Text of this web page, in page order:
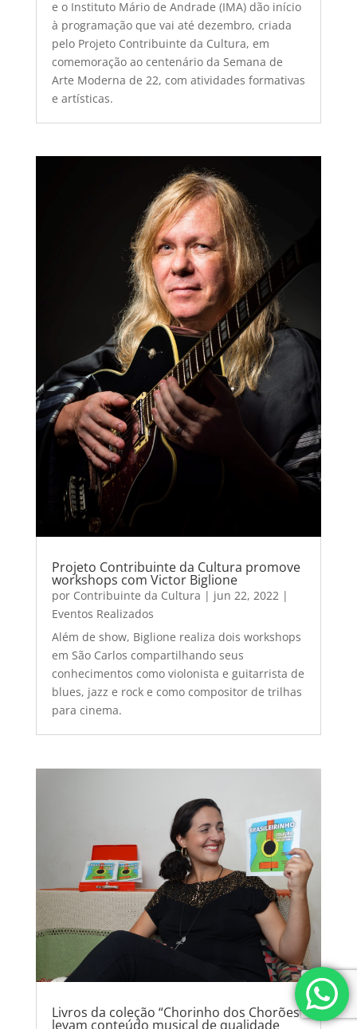
e o Instituto Mário de Andrade (IMA) dão início
à programação que vai até dezembro, criada
pelo Projeto Contribuinte da Cultura, em
comemoração ao centenário da Semana de
Arte Moderna de 22, com atividades formativas
e artísticas.
Projeto Contribuinte da Cultura promove
workshops com Victor Biglione
por Contribuinte da Cultura | jun 22, 2022|
Eventos Realizados
Além de show, Biglione realiza dois workshops
em São Carlos compartilhando seus
conhecimentos como violonista e guitarrista de
blues, jazz e rock e como compositor de trilhas
para cinema.
Livros da coleção “Chorinho dos Chorões”
levam conteúdo musical de qualidade